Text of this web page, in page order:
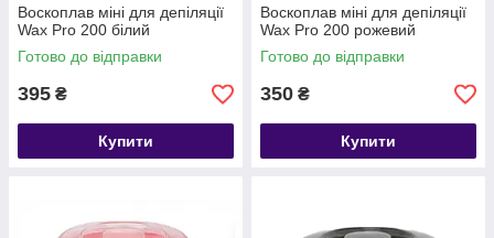
Воскоплав міні для депіляції
Wax Pro 200 білий
Готово до відправки
395 ₴
Купити
Воскоплав міні для депіляції
Wax Pro 200 рожевий
Готово до відправки
350 ₴
Купити